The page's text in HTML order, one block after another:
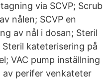
via SCVP; Scrub
nålen; SCVP en
av nål i dosan; Steril
kateterisering på
VAC pump inställning
perifer venkateter